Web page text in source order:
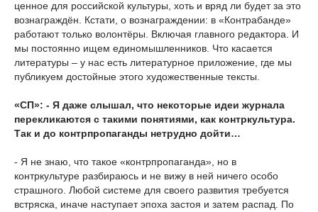
ценное для российской культуры, хоть и вряд ли будет за это
вознаграждён. Кстати, о вознаграждении: в «Контрабанде»
работают только волонтёры. Включая главного редактора. И
мы постоянно ищем единомышленников. Что касается
литературы – у нас есть литературное приложение, где мы
публикуем достойные этого художественные тексты.
«СП»: - Я даже слышал, что некоторые идеи журнала
перекликаются с такими понятиями, как контркультура.
Так и до контрпропаганды нетрудно дойти…
- Я не знаю, что такое «контрпропаганда», но в
контркультуре разбираюсь и не вижу в ней ничего особо
страшного. Любой системе для своего развития требуется
встряска, иначе наступает эпоха застоя и затем распад. По